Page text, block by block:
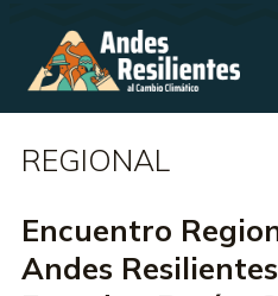
REGIONAL
Encuentro
Andes